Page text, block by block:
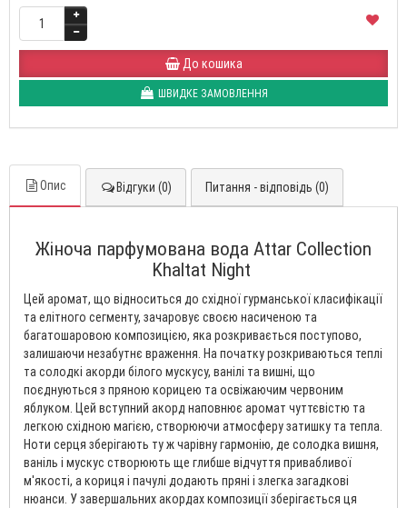
До кошика
ШВИДКЕ ЗАМОВЛЕННЯ
Опис Відгуки (0) Питання - відповідь (0)
Жіноча парфумована вода Attar Collection
Khaltat Night
Цей аромат, що відноситься до східної гурманської класифікації
та елітного сегменту, зачаровує своєю насиченою та
багатошаровою композицією, яка розкривається поступово,
залишаючи незабутнє враження. На початку розкриваються теплі
та солодкі акорди білого мускусу, ванілі та вишні, що
поєднуються з пряною корицею та освіжаючим червоним
яблуком. Цей вступний акорд наповнює аромат чуттєвістю та
легкою східною магією, створюючи атмосферу затишку та тепла.
Ноти серця зберігають ту ж чарівну гармонію, де солодка вишня,
ваніль і мускус створюють ще глибше відчуття привабливої ​​
м'якості, а кориця і пачулі додають пряні і злегка загадкові
нюанси. У завершальних акордах композиції зберігається ця